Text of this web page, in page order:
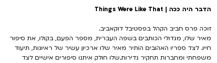
הדבר היה ככה | Things Were Like That
זוכה פרס חביב הקהל בפסטיבל דוקאביב.
מאיר שלו, מגדולי הכותבים בשפה העברית, מספר הפעם, בקולו, את סיפור
חייו. לצד ספריו האהובים הותיר מאיר שלו ארכיון עשיר של ראיונות, תיעוד
משפחתי ומחברות תחקיר נדירות.שלו חולק איתנו סיפורים אישיים לצד